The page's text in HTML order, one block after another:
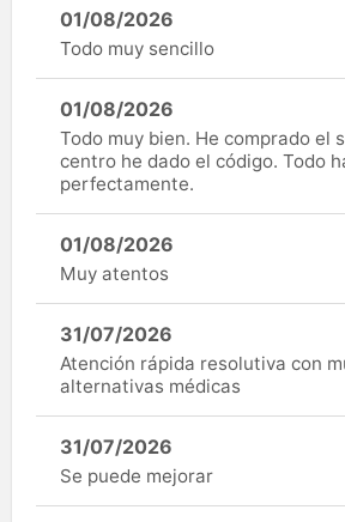
01/08/2026
Todo muy sencillo
01/08/2026
Todo muy bien. He comprado el
centro he dado el código. Todo
perfectamente.
01/08/2026
Muy atentos
31/07/2026
Atención rápida resolutiva con
alternativas médicas
31/07/2026
Se puede mejorar